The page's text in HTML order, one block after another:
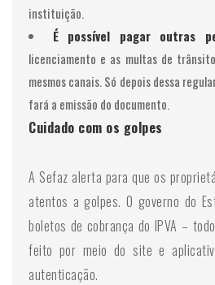
instituição.
É possível pagar outras
licenciamento e as multas de
mesmos canais. Só depois dessa
fará a emissão do documento.
Cuidado com os golpes
A Sefaz alerta para que os
atentos a golpes. O governo do
boletos de cobrança do IPVA –
feito por meio do site e
autenticação.